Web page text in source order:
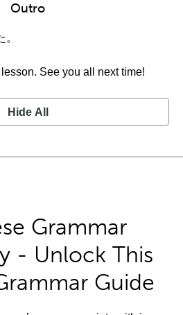
Outro
See you all next time!
Hide All
Grammar
- Unlock This
Guide